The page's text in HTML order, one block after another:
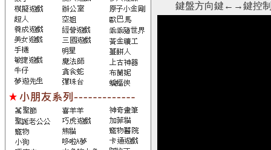
鍵盤方向鍵←→鍵控制